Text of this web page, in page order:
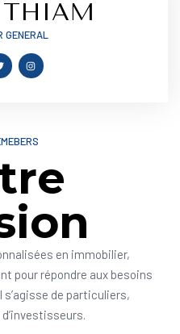
GENERAL
en immobilier,
pour répondre aux besoins
s’agisse de particuliers,